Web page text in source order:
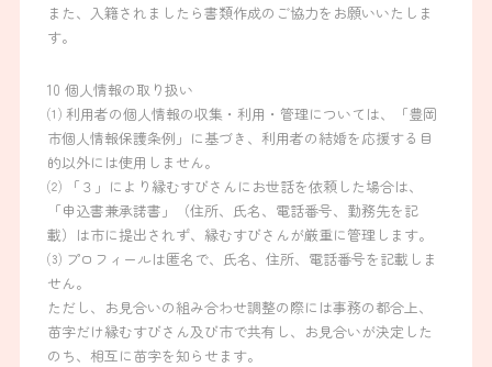
また、入籍されましたら書類作成のご協力をお願いいたしま
す。
10 個人情報の取り扱い
⑴ 利用者の個人情報の収集・利用・管理については、「豊岡
市個人情報保護条例」に基づき、利用者の結婚を応援する目
的以外には使用しません。
⑵ 「３」により縁むすびさんにお世話を依頼した場合は、
「申込書兼承諾書」（住所、氏名、電話番号、勤務先を記
載）は市に提出されず、縁むすびさんが厳重に管理します。
⑶ プロフィールは匿名で、氏名、住所、電話番号を記載しま
せん。
ただし、お見合いの組み合わせ調整の際には事務の都合上、
苗字だけ縁むすびさん及び市で共有し、お見合いが決定した
のち、相互に苗字を知らせます。